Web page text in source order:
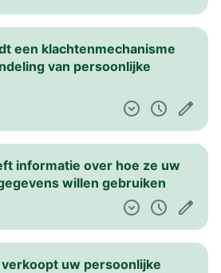
een klachtenmechanisme
van persoonlijke
informatie over hoe ze uw
willen gebruiken
uw persoonlijke